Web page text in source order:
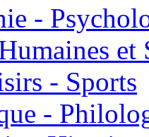
-
et
- Sports
-